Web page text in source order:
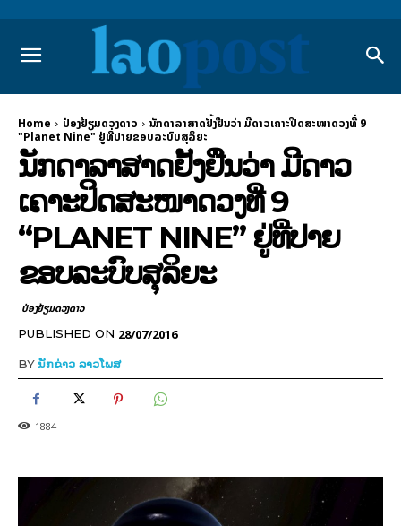
Home ປ່ອງຢ້ຽມດວງດາວ
ນັກດາລາສາດຢັ້ງຢືນວ່າ ມີດາວເຄາະປິດສະໜາດວງທີ່ 9
"Planet Nine" ຢູ່ທີ່ປາຍຂອບລະບົບສຸລິຍະ
ນັກດາລາສາດຢັ້ງຢືນວ່າ ມີດາວ
ເຄາະປິດສະໜາດວງທີ່ 9
“PLANET NINE” ຢູ່ທີ່ປາຍ
ຂອບລະບົບສຸລິຍະ
ປ່ອງຢ້ຽມດວງດາວ
PUBLISHED ON 28/07/2016
BYນັກຂ່າວ ລາວໂພສ
1884